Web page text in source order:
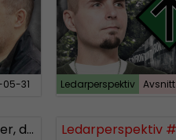
31 Ledarperspektiv Avsnitt
populism Ledarperspektiv